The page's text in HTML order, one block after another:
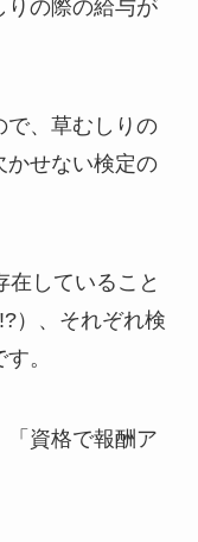
りの際の給与が
で、草むしりの
かせない検定の
在していること
）、それぞれ検
。
「資格で報酬ア